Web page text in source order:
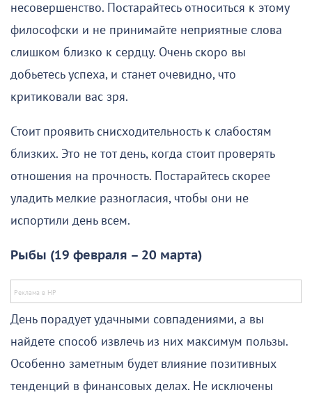
несовершенство. Постарайтесь относиться к этому
философски и не принимайте неприятные слова
слишком близко к сердцу. Очень скоро вы
добьетесь успеха, и станет очевидно, что
критиковали вас зря.
Стоит проявить снисходительность к слабостям
близких. Это не тот день, когда стоит проверять
отношения на прочность. Постарайтесь скорее
уладить мелкие разногласия, чтобы они не
испортили день всем.
Рыбы (19 февраля – 20 марта)
День порадует удачными совпадениями, а вы
найдете способ извлечь из них максимум пользы.
Особенно заметным будет влияние позитивных
тенденций в финансовых делах. Не исключены